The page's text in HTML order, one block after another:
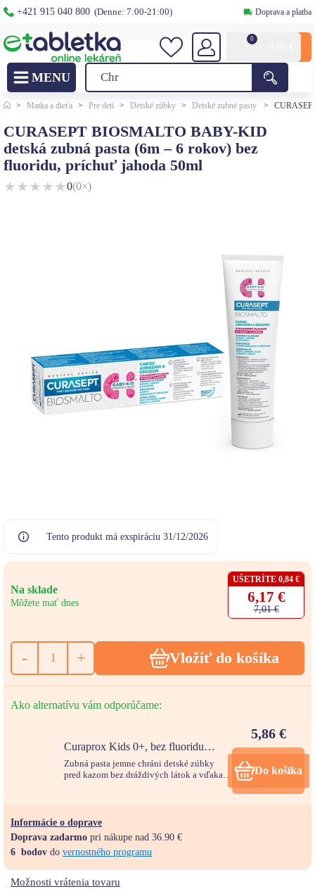
+421 915 040 800 (Denne: 7:00-21:00) Doprava a platba
0
> Matka a dieťa > Pre deti > Detské zúbky > Detské zubné pasty >
CURASEPT BIOSMALTO BABY-KID
detská zubná pasta (6m – 6 rokov) bez
fluoridu, príchuť jahoda 50ml
★★★★★0(0×)
Tento produkt má exspiráciu 31/12/2026
Na sklade
Môžete mať dnes
UŠETRÍTE 0,84 €
6,17 €
7,01 €
- + Vložiť do košíka
Ako alternatívu vám odporúčame:
Curaprox Kids 0+, bez fluoridu
detská zubná pasta jahoda 60ml
Zubná pasta jemne chráni detské zúbky
pred kazom bez dráždivých látok a vďaka
5,86 €
Do košíka
Informácie o doprave
Doprava zadarmo pri nákupe nad 36.90 €
6 bodov do vernostného programu
Možnosti vrátenia tovaru